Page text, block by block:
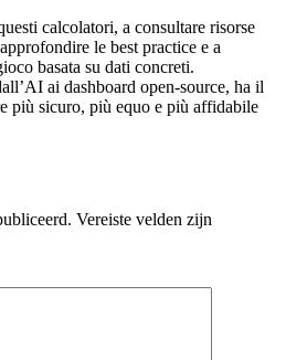
calcolatori, a consultare risorse
le best practice e a
basata su dati concreti.
ai dashboard open‑source, ha il
più sicuro, più equo e più affidabile
Vereiste velden zijn